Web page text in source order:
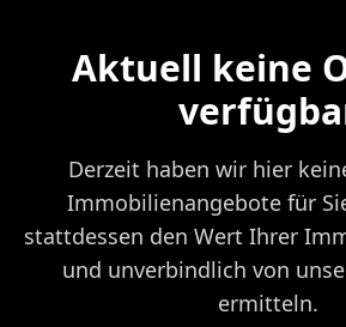
Aktuell keine
Derzeit haben wir hier
Immobilienangebote für
stattdessen den Wert Ihrer
und unverbindlich von
ermitteln.